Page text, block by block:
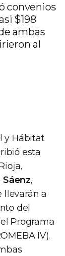
convenios
$198
ambas
al
y Hábitat
esta
Sáenz,
llevarán a
del
Programa
IV).